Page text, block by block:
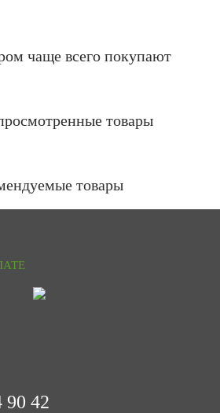
чаще всего покупают
товары
товары
90 42